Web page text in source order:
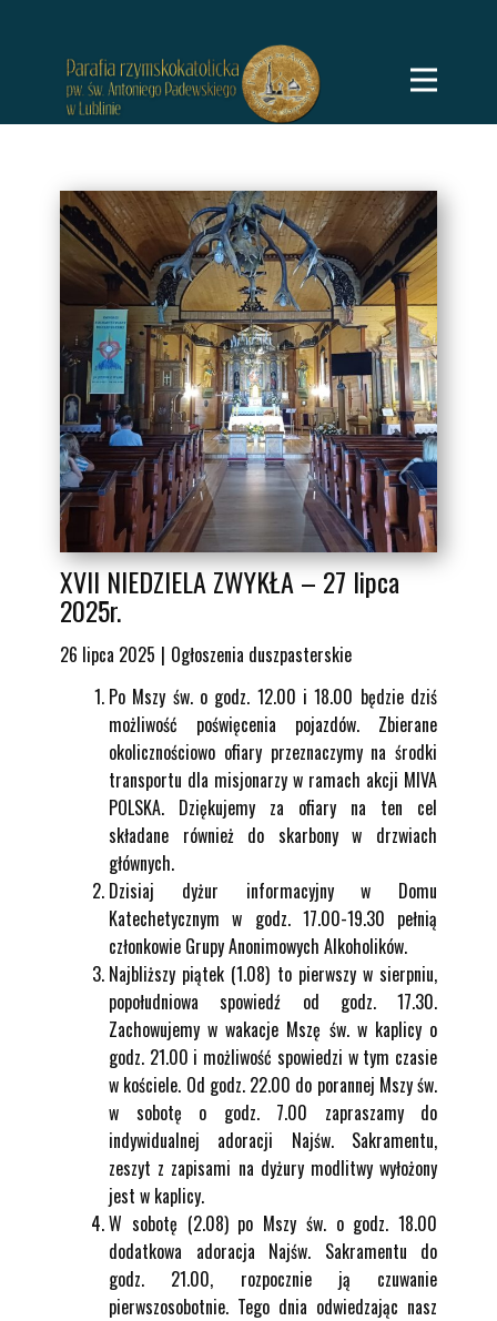
XVII NIEDZIELA ZWYKŁA – 27 lipca
2025r.
26 lipca 2025
Ogłoszenia duszpasterskie
Po Mszy św. o godz. 12.00 i 18.00 będzie dziś
możliwość poświęcenia pojazdów. Zbierane
okolicznościowo ofiary przeznaczymy na środki
transportu dla misjonarzy w ramach akcji MIVA
POLSKA. Dziękujemy za ofiary na ten cel
składane również do skarbony w drzwiach
głównych.
Dzisiaj dyżur informacyjny w Domu
Katechetycznym w godz. 17.00-19.30 pełnią
członkowie Grupy Anonimowych Alkoholików.
Najbliższy piątek (1.08) to pierwszy w sierpniu,
popołudniowa spowiedź od godz. 17.30.
Zachowujemy w wakacje Mszę św. w kaplicy o
godz. 21.00 i możliwość spowiedzi w tym czasie
w kościele. Od godz. 22.00 do porannej Mszy św.
w sobotę o godz. 7.00 zapraszamy do
indywidualnej adoracji Najśw. Sakramentu,
zeszyt z zapisami na dyżury modlitwy wyłożony
jest w kaplicy.
W sobotę (2.08) po Mszy św. o godz. 18.00
dodatkowa adoracja Najśw. Sakramentu do
godz. 21.00, rozpocznie ją czuwanie
pierwszosobotnie. Tego dnia odwiedzając nasz